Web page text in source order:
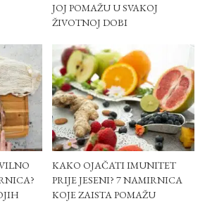
JOJ POMAŽU U SVAKOJ
ŽIVOTNOJ DOBI
KAKO OJAČATI IMUNITET
PRIJE JESENI? 7 NAMIRNICA
KOJE ZAISTA POMAŽU